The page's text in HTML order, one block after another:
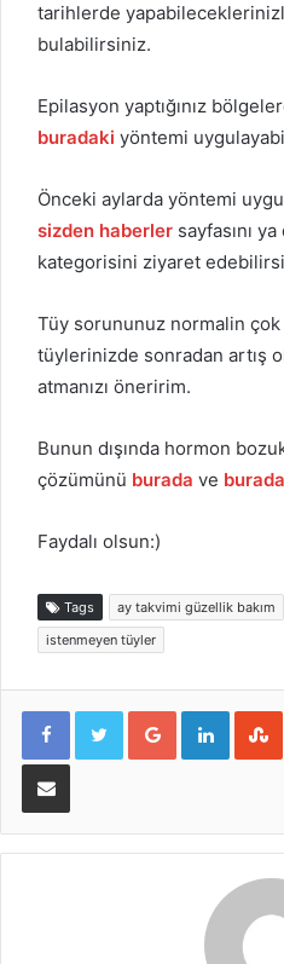
tarihlerde
bulabilirsiniz.
Epilasyon yaptığınız
buradaki yöntemi
Önceki aylarda yöntemi
sizden haberler sayfasını ya
kategorisini ziyaret
Tüy sorununuz normalin
tüylerinizde sonradan artış
atmanızı öneririm.
Bunun dışında hormon
çözümünü burada ve burada
Faydalı olsun:)
Tags ay takvimi güzellik bakım
istenmeyen tüyler
Google+
E-Posta ile paylaş